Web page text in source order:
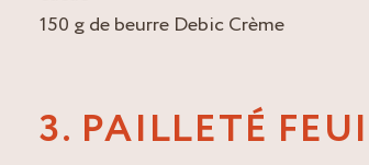
150 g de beurre Debic Crème
3. PAILLETÉ